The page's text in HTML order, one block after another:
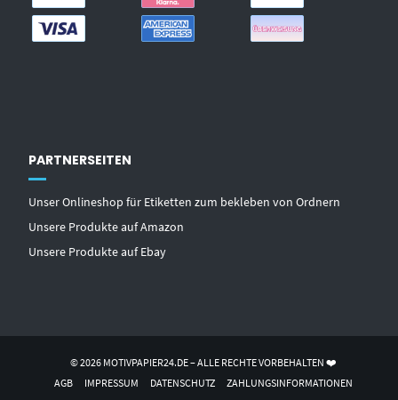
PARTNERSEITEN
Unser Onlineshop für Etiketten zum bekleben von Ordnern
Unsere Produkte auf Amazon
Unsere Produkte auf Ebay
© 2026 MOTIVPAPIER24.DE – ALLE RECHTE VORBEHALTEN ❤️
AGB
IMPRESSUM DATENSCHUTZ
ZAHLUNGSINFORMATIONEN